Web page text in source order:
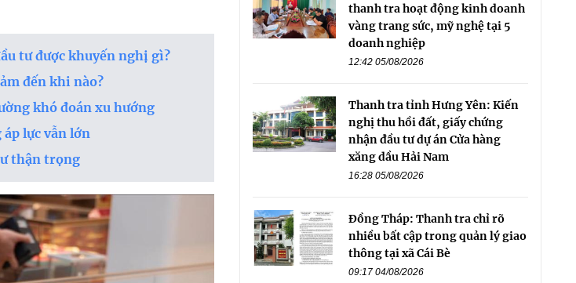
tư được khuyến nghị gì?
đến khi nào?
khó đoán xu hướng
lực vẫn lớn
thận trọng
thanh tra hoạt động kinh doanh
vàng trang sức, mỹ nghệ tại 5
doanh nghiệp
12:42 05/08/2026
Thanh tra tỉnh Hưng Yên: Kiến
nghị thu hồi đất, giấy chứng
nhận đầu tư dự án Cửa hàng
xăng dầu Hải Nam
16:28 05/08/2026
Đồng Tháp: Thanh tra chỉ rõ
nhiều bất cập trong quản lý giao
thông tại xã Cái Bè
09:17 04/08/2026